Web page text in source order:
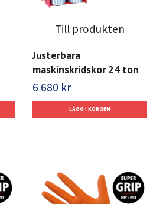
Till produkten
Justerbara
maskinskridskor 24 ton
6 680 kr